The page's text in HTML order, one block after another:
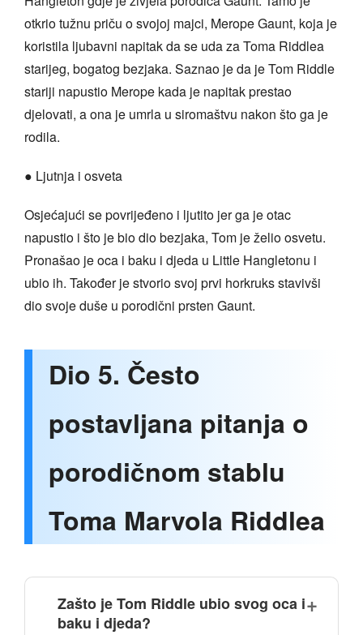
otkrio tužnu priču o svojoj majci, Merope Gaunt, koja je
koristila ljubavni napitak da se uda za Toma Riddlea
starijeg, bogatog bezjaka. Saznao je da je Tom Riddle
stariji napustio Merope kada je napitak prestao
djelovati, a ona je umrla u siromaštvu nakon što ga je
rodila.
● Ljutnja i osveta
Osjećajući se povrijeđeno i ljutito jer ga je otac
napustio i što je bio dio bezjaka, Tom je želio osvetu.
Pronašao je oca i baku i djeda u Little Hangletonu i
ubio ih. Također je stvorio svoj prvi horkruks stavivši
dio svoje duše u porodični prsten Gaunt.
Dio 5. Često
postavljana pitanja o
porodičnom stablu
Toma Marvola Riddlea
Zašto je Tom Riddle ubio svog oca i
baku i djeda?